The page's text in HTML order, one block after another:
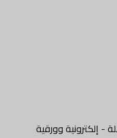
- إلكترونية وورقية